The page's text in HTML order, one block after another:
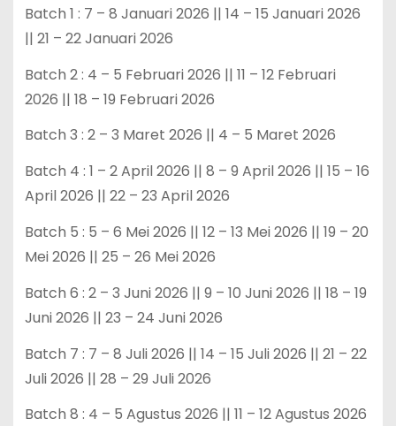
Batch 1 : 7 – 8 Januari 2026 || 14 – 15 Januari 2026
|| 21 – 22 Januari 2026
Batch 2 : 4 – 5 Februari 2026 || 11 – 12 Februari
2026 || 18 – 19 Februari 2026
Batch 3 : 2 – 3 Maret 2026 || 4 – 5 Maret 2026
Batch 4 : 1 – 2 April 2026 || 8 – 9 April 2026 || 15 – 16
April 2026 || 22 – 23 April 2026
Batch 5 : 5 – 6 Mei 2026 || 12 – 13 Mei 2026 || 19 – 20
Mei 2026 || 25 – 26 Mei 2026
Batch 6 : 2 – 3 Juni 2026 || 9 – 10 Juni 2026 || 18 – 19
Juni 2026 || 23 – 24 Juni 2026
Batch 7 : 7 – 8 Juli 2026 || 14 – 15 Juli 2026 || 21 – 22
Juli 2026 || 28 – 29 Juli 2026
Batch 8 : 4 – 5 Agustus 2026 || 11 – 12 Agustus 2026